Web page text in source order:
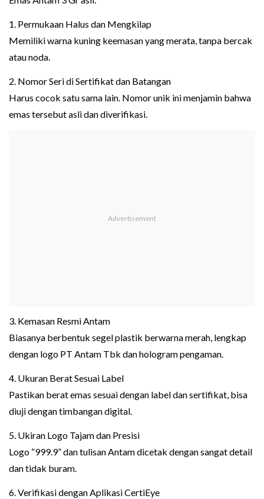
1. Permukaan Halus dan Mengkilap
Memiliki warna kuning keemasan yang merata, tanpa bercak
atau noda.
2. Nomor Seri di Sertifikat dan Batangan
Harus cocok satu sama lain. Nomor unik ini menjamin bahwa
emas tersebut asli dan diverifikasi.
3. Kemasan Resmi Antam
Biasanya berbentuk segel plastik berwarna merah, lengkap
dengan logo PT Antam Tbk dan hologram pengaman.
4. Ukuran Berat Sesuai Label
Pastikan berat emas sesuai dengan label dan sertifikat, bisa
diuji dengan timbangan digital.
5. Ukiran Logo Tajam dan Presisi
Logo “999.9” dan tulisan Antam dicetak dengan sangat detail
dan tidak buram.
6. Verifikasi dengan Aplikasi CertiEye